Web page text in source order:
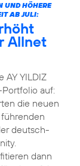
UND HÖHERE
AB JULI:
Allnet
AY YILDIZ
auf:
die neuen
deutsch-
dann